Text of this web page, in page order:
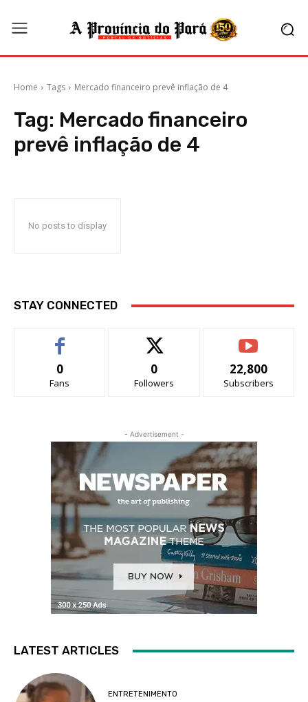
Home Tags Mercado financeiro prevê inflação de 4
Tag: Mercado financeiro
prevê inflação de 4
No posts to display
STAY CONNECTED
0
Fans
0
Followers
22,800
Subscribers
- Advertisement -
LATEST ARTICLES
ENTRETENIMENTO